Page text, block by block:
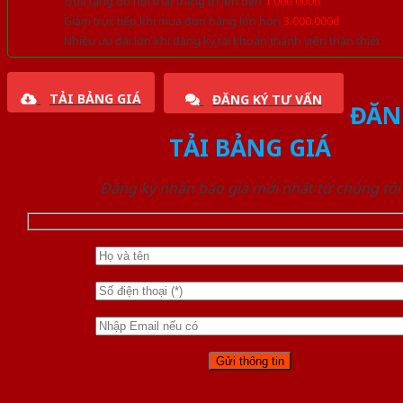
Giảm trực tiếp khi mua đơn hàng lớn hơn 3.000.000đ
Nhiều ưu đãi lớn khi đăng ký tài khoản thành viên thân thiết
TẢI BẢNG GIÁ ĐĂNG KÝ TƯ VẤN
TẢI BẢNG GIÁ
Đăng ký nhận báo giá mới nhất từ chúng tôi